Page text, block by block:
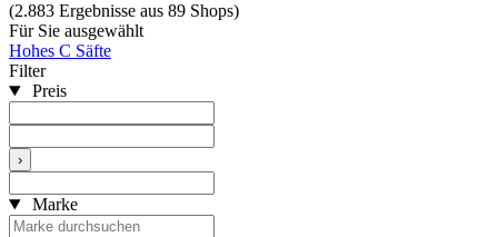
(2.883 Ergebnisse aus 89 Shops)
Für Sie ausgewählt
Hohes C Säfte
Filter
Preis
›
Marke